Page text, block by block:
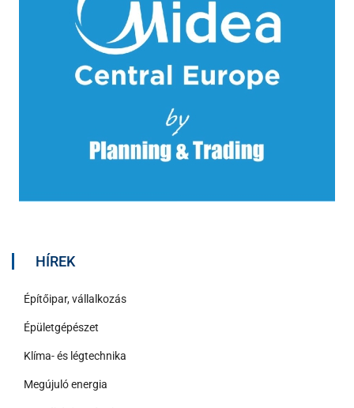
HÍREK
Építőipar, vállalkozás
Épületgépészet
Klíma- és légtechnika
Megújuló energia